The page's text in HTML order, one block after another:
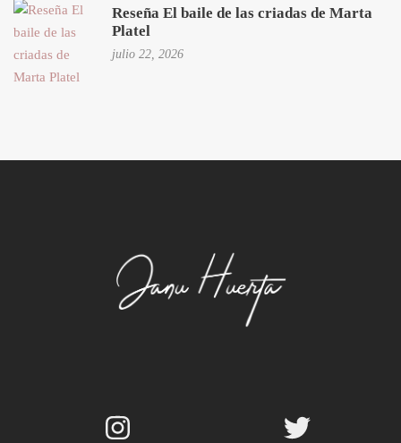
Reseña El baile de las criadas de Marta
Platel
julio 22, 2026